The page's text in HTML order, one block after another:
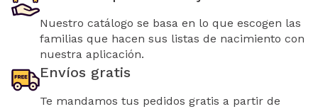
Nuestro catálogo se basa en lo que escogen las
familias que hacen sus listas de nacimiento con
nuestra aplicación.
Envíos gratis
Te mandamos tus pedidos gratis a partir de